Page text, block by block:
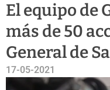
El equipo de
más de 50
General de
17-05-2021